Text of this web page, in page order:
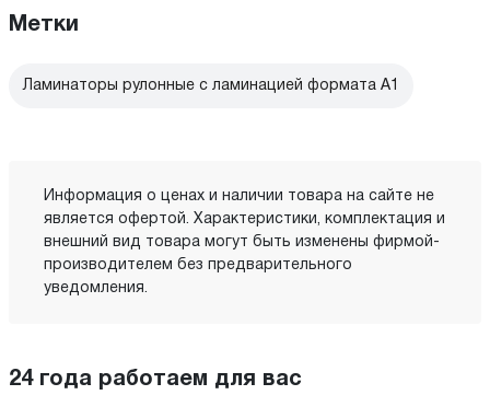
Метки
Ламинаторы рулонные с ламинацией формата А1
Информация о ценах и наличии товара на сайте не
является офертой. Характеристики, комплектация и
внешний вид товара могут быть изменены фирмой-
производителем без предварительного
уведомления.
24 года работаем для вас